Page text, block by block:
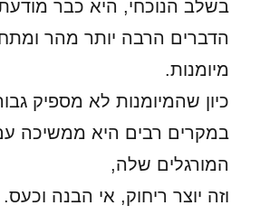
בשלב הנוכחי, היא כבר
הדברים הרבה יותר מהר
מיומנות.
כיון שהמיומנות לא מספיק
במקרים רבים היא ממשיכה
המורגלים שלה,
וזה יוצר ריחוק, אי הבנה וכעס.